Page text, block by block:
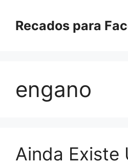
paraRecados para
engano
Ainda Existe